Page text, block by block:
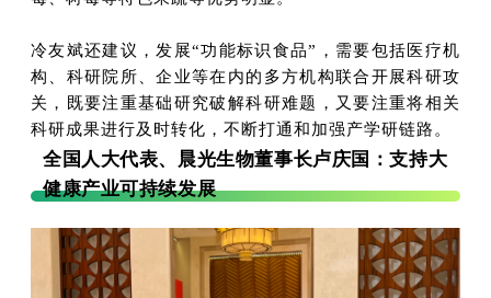
冷友斌还建议，发展“功能标识食品”，需要包括医疗机
构、科研院所、企业等在内的多方机构联合开展科研攻
关，既要注重基础研究破解科研难题，又要注重将相关
科研成果进行及时转化，不断打通和加强产学研链路。
全国人大代表、晨光生物董事长卢庆国：支持大
健康产业可持续发展